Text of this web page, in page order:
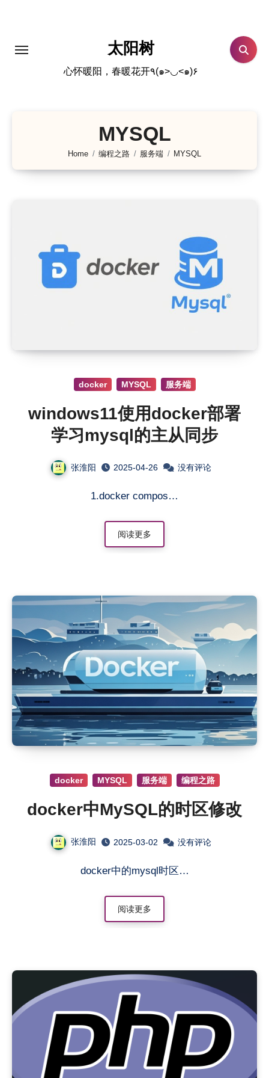
太阳树
心怀暖阳，春暖花开٩(๑>◡<๑)۶
MYSQL
Home 编程之路 服务端 MYSQL
docker MYSQL 服务端
windows11使用docker部署
学习mysql的主从同步
张淮阳 2025-04-26 没有评论
1.docker compos…
阅读更多
docker MYSQL 服务端 编程之路
docker中MySQL的时区修改
张淮阳 2025-03-02 没有评论
docker中的mysql时区…
阅读更多